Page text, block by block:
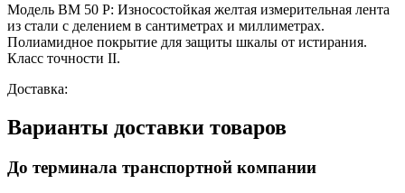
Модель BM 50 P: Износостойкая желтая измерительная лента
из стали с делением в сантиметрах и миллиметрах.
Полиамидное покрытие для защиты шкалы от истирания.
Класс точности II.
Доставка:
Варианты доставки товаров
До терминала транспортной компании